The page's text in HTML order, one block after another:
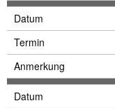
Datum
Termin
Anmerkung
Datum